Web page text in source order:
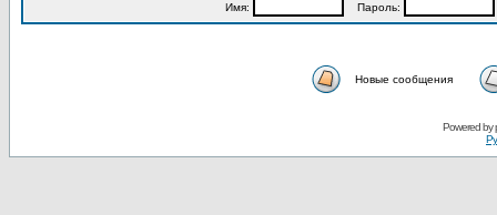
Имя: Пароль:
Новые сообщения
Powered by